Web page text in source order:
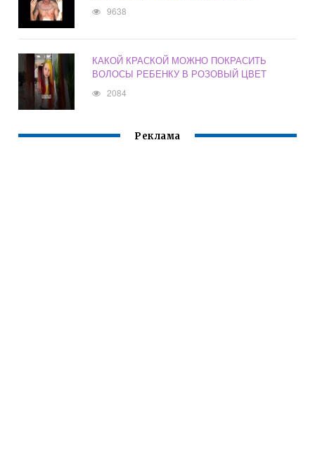
9638
КАКОЙ КРАСКОЙ МОЖНО ПОКРАСИТЬ
ВОЛОСЫ РЕБЕНКУ В РОЗОВЫЙ ЦВЕТ
2084
Реклама